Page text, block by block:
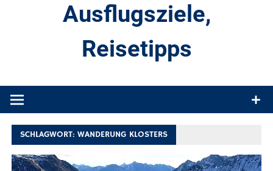
Ausflugsziele,
Reisetipps
Produkttests und Buchrezensionen. Ein Blog für alle, die gern
SCHLAGWORT:WANDERUNG KLOSTERS